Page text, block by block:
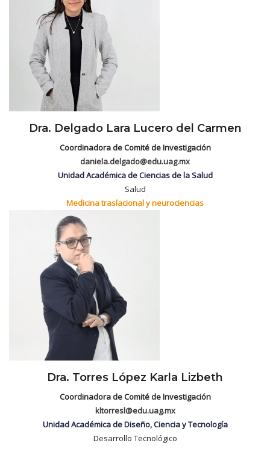
Dra. Delgado Lara Lucero del Carmen
Coordinadora de Comité de Investigación
daniela.delgado@edu.uag.mx
Unidad Académica de Ciencias de la Salud
Salud
Medicina traslacional y neurociencias
Dra. Torres López Karla Lizbeth
Coordinadora de Comité de Investigación
kltorresl@edu.uag.mx
Unidad Académica de Diseño, Ciencia y Tecnología
Desarrollo Tecnológico